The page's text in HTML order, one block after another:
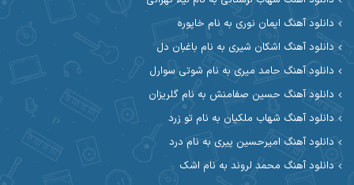
آوات بوکانی
آیت احمدنژاد
ابراهیم شمس ابوالحسن جاویدان
ابی حسینی
احسان آیینفر
دانلود آهنگ ایمان نوری به نام خاپوره
دانلود آهنگ اشکان شیری به نام باغبان دل
دانلود آهنگ حامد میری به نام شوتی سوارل
دانلود آهنگ حسین صفامنش به نام گلریزان
دانلود آهنگ شهاب ملکیان به نام تو زرد
دانلود آهنگ امیرحسین پیری به نام درد
دانلود آهنگ محمد لروند به نام اشک